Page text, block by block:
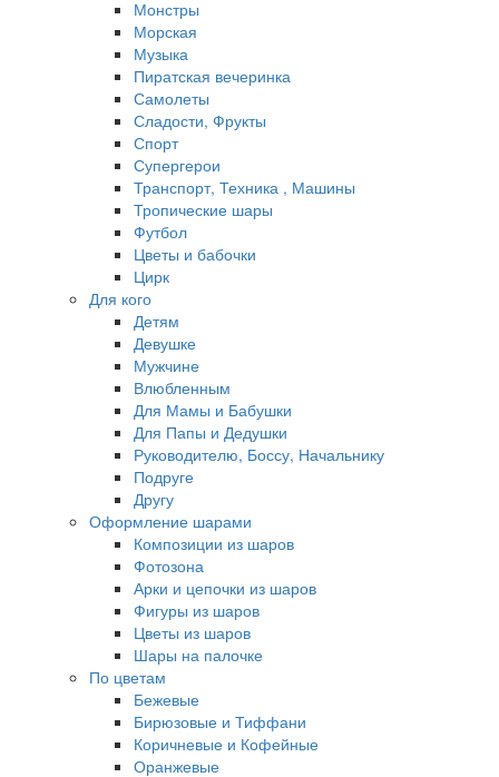
Монстры
Морская
Музыка
Пиратская вечеринка
Самолеты
Сладости, Фрукты
Спорт
Супергерои
Транспорт, Техника , Машины
Тропические шары
Футбол
Цветы и бабочки
Цирк
Для кого
Детям
Девушке
Мужчине
Влюбленным
Для Мамы и Бабушки
Для Папы и Дедушки
Руководителю, Боссу, Начальнику
Подруге
Другу
Оформление шарами
Композиции из шаров
Фотозона
Арки и цепочки из шаров
Фигуры из шаров
Цветы из шаров
Шары на палочке
По цветам
Бежевые
Бирюзовые и Тиффани
Коричневые и Кофейные
Оранжевые